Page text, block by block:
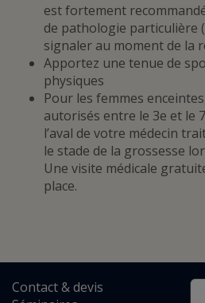
est fortement
de pathologie particulière
signaler au moment de la
Apportez une tenue de
physiques
Pour les femmes
autorisés entre le 3e et le
l’aval de votre médecin
le stade de la grossesse
Une visite médicale
place.
Contact&devis